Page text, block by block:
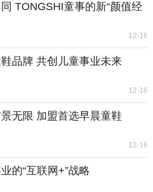
TONGSHI童事的新“颜值经
12-16
品牌 共创儿童事业未来
12-16
无限 加盟首选早晨童鞋
12-16
的“互联网+”战略